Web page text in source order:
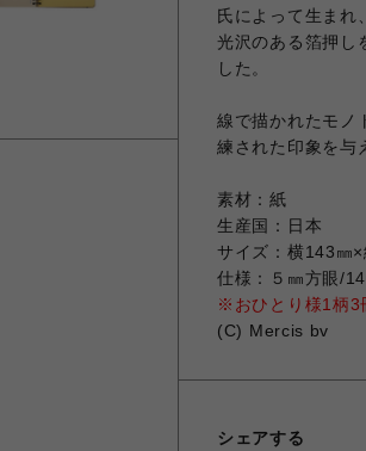
氏によって生まれ
光沢のある箔押し
した。
線で描かれたモノ
練された印象を与
素材：紙
生産国：日本
サイズ：横143㎜
仕様：５㎜方眼/
※おひとり様1柄3
(C) Mercis bv
シェアする